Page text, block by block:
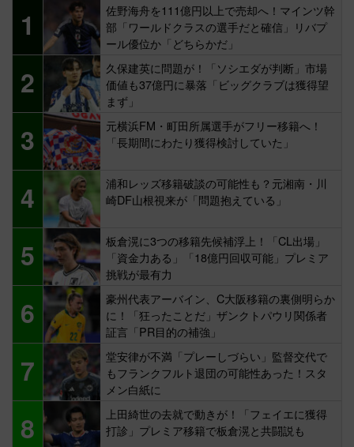
1
佐野海舟を111億円以上で売却へ！マインツ幹
部「ワールドクラスの選手だと確信」リバプ
ール優位か「どちらかだ」
2
久保建英に問題が！「ソシエダが判断」市場
価値も37億円に暴落「ビッグクラブは獲得望
まず」
3
元横浜FM・町田所属選手がフリー移籍へ！
「長期間にわたり獲得検討していた」
4
浦和レッズ移籍破談の可能性も？元湘南・川
崎DF山根視来が「問題抱えている」
5
板倉滉に3つの移籍先候補浮上！「CL出場」
「資金力ある」「18億円回収可能」プレミア
挑戦が最有力
6
豪州代表アーバイン、C大阪移籍の裏側明らか
に！「狂ったことだ」ザンクトパウリ関係者
証言「PR目的の補強」
7
堂安律が不満「プレーしづらい」監督交代で
もフランクフルト退団の可能性あった！スタ
メン白紙に
8
上田綺世の去就で動きが！「フェイエに獲得
打診」プレミア移籍で板倉滉と共闘説も